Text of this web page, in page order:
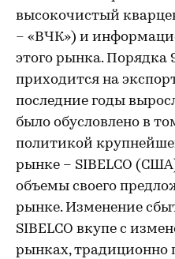
высокочистый
– «ВЧК») и
этого рынка. Порядка
приходится на
последние годы
было обусловлено в
политикой
рынке – SIBELCO
объемы своего
рынке. Изменение
SIBELCO вкупе с
рынках,